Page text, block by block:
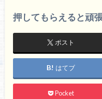
押してもらえると頑張
ポスト
はてブ
Pocket